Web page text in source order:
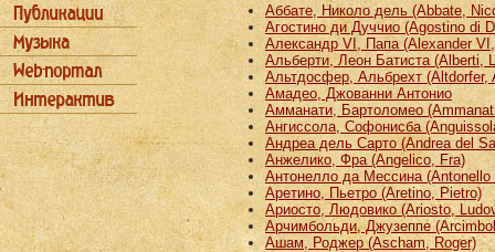
Аббате, Николо дель (Abbate,
Агостино ди Дуччио (Agostino di
Александр VI, Папа (Alexander
Альберти, Леон Батиста (Alberti,
Альтдосфер, Альбрехт (Altdorfer,
Амадео, Джованни Антонио
Амманати, Бартоломео
Ангиссола, Софонисба
Андреа дель Сарто (Andrea del
Анжелико, Фра (Angelico, Fra)
Антонелло да Мессина (Antonello
Аретино, Пьетро (Aretino, Pietro)
Ариосто, Людовико (Ariosto,
Арчимбольди, Джузеппе
Ашам, Роджер (Ascham, Roger)